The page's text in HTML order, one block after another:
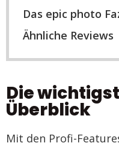
Das epic photo
Ähnliche Reviews
Die
Überblick
Mit den Profi-